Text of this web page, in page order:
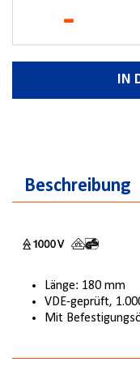
-
IN
Beschreibung
Länge: 180 mm
VDE-geprüft,
Mit